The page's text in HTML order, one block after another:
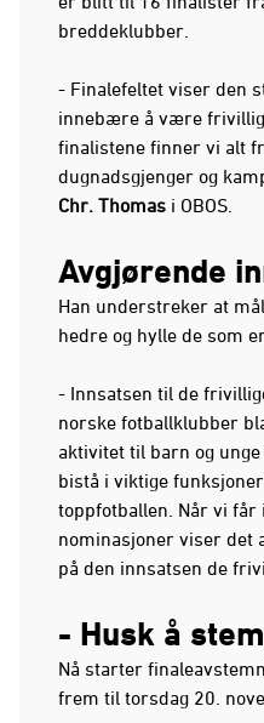
breddeklubber.
- Finalefeltet viser den
innebære å være
finalistene finner vi alt
dugnadsgjenger og
Chr. Thomas i OBOS.
Avgjørende
Han understreker at
hedre og hylle de som
- Innsatsen til de
norske fotballklubber
aktivitet til barn og
bistå i viktige
toppfotballen. Når vi får
nominasjoner viser det
på den innsatsen de
- Husk å
Nå starter
frem til torsdag 20.